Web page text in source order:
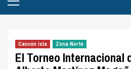
principal
Cancún isla Zona Norte
El Torneo Internacional